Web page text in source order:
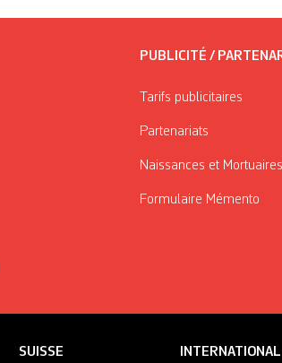
PUBLICITÉ /
Tarifs publicitaires
Partenariats
Naissances et Mortuaires
Formulaire Mémento
SUISSE INTERNATIONAL